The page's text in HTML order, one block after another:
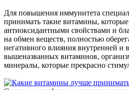
Для повышения иммунитета
принимать такие витамины,
антиоксидантными свойствами и
на обмен веществ, полностью
негативного влияния внутренней
вышеназванных витаминов,
минералы, которые прекрасно